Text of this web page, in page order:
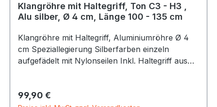
Klangröhre mit Haltegriff, Ton C3 - H3 ,
Alu silber, Ø 4 cm, Länge 100 - 135 cm
Klangröhre mit Haltegriff, Aluminiumröhre Ø 4
cm Speziallegierung Silberfarben einzeln
aufgefädelt mit Nylonseilen Inkl. Haltegriff aus
246,942 Hz - Länge der Röhre zirka 86 cm) rein
Regulärer Preis:
99,90 €